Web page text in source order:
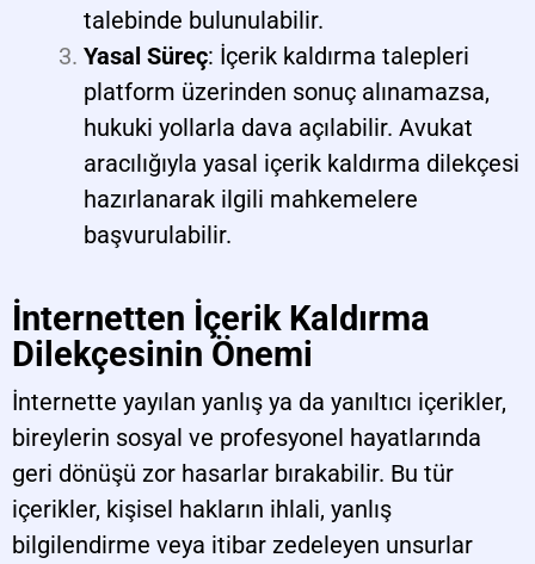
talebinde bulunulabilir.
Yasal Süreç: İçerik kaldırma talepleri
platform üzerinden sonuç alınamazsa,
hukuki yollarla dava açılabilir. Avukat
aracılığıyla yasal içerik kaldırma dilekçesi
hazırlanarak ilgili mahkemelere
başvurulabilir.
İnternetten İçerik Kaldırma
Dilekçesinin Önemi
İnternette yayılan yanlış ya da yanıltıcı içerikler,
bireylerin sosyal ve profesyonel hayatlarında
geri dönüşü zor hasarlar bırakabilir. Bu tür
içerikler, kişisel hakların ihlali, yanlış
bilgilendirme veya itibar zedeleyen unsurlar